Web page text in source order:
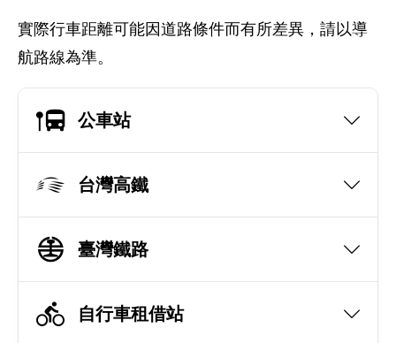
實際行車距離可能因道路條件而有所差異，請以導
航路線為準。
公車站
台灣高鐵
臺灣鐵路
自行車租借站